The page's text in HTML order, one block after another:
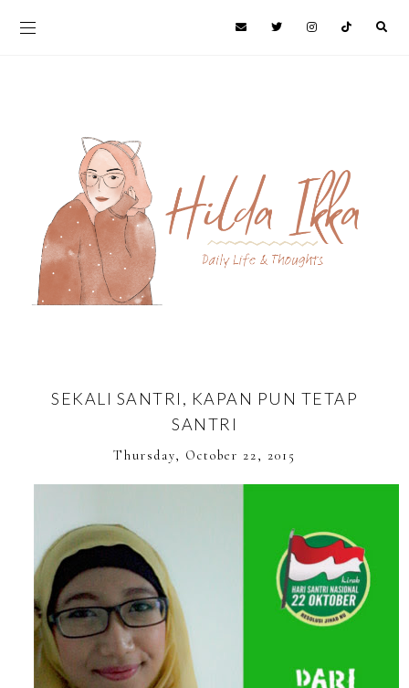
SEKALI SANTRI, KAPAN PUN TETAP
SANTRI
Thursday, October 22, 2015